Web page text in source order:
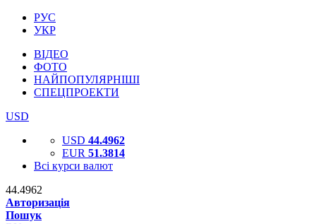
РУС
УКР
ВІДЕО
ФОТО
НАЙПОПУЛЯРНІШІ
СПЕЦПРОЕКТИ
USD
USD 44.4962
EUR 51.3814
Всі курси валют
44.4962
Авторизація
Пошук